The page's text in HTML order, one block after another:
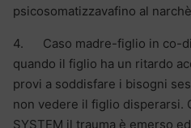
psicosomatizzavafino al
4. Caso madre-figlio in co-
quando il figlio ha un ritardo
provi a soddisfare i bisogni
non vedere il figlio disperarsi.
SYSTEM il trauma è emerso